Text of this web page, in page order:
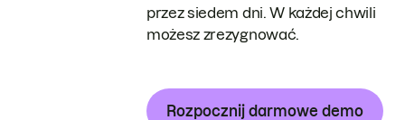
przez siedem dni. W każdej chwili
możesz zrezygnować.
Rozpocznij darmowe demo